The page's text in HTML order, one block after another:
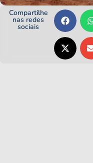
Compartilhe
nas redes
sociais